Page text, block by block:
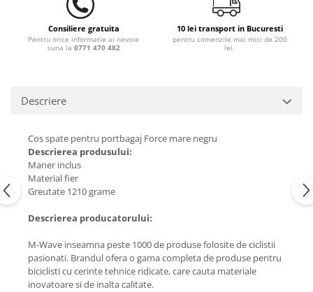
Consiliere gratuita
Pentru orice informatie ai nevoie
suna la 0771 470 482
10 lei transport in Bucuresti
pentru comenzile mai mici de 200
lei.
Descriere
Cos spate pentru portbagaj Force mare negru
Descrierea produsului:
Maner inclus
Material fier
Greutate 1210 grame
Descrierea producatorului:
M-Wave inseamna peste 1000 de produse folosite de ciclistii
pasionati. Brandul ofera o gama completa de produse pentru
biciclisti cu cerinte tehnice ridicate, care cauta materiale
inovatoare si de inalta calitate.